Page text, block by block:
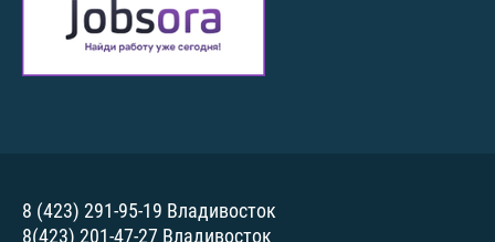
8 (423) 291-95-19 Владивосток
8(423) 201-47-27 Владивосток